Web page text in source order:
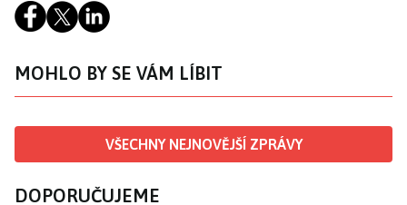
MOHLO BY SE VÁM LÍBIT
VŠECHNY NEJNOVĚJŠÍ ZPRÁVY
DOPORUČUJEME